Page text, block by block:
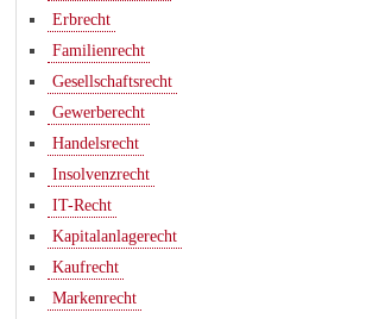
Erbrecht
Familienrecht
Gesellschaftsrecht
Gewerberecht
Handelsrecht
Insolvenzrecht
IT-Recht
Kapitalanlagerecht
Kaufrecht
Markenrecht